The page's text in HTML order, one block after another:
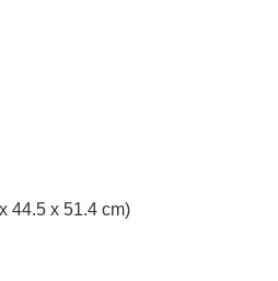
44.5 x 51.4 cm)